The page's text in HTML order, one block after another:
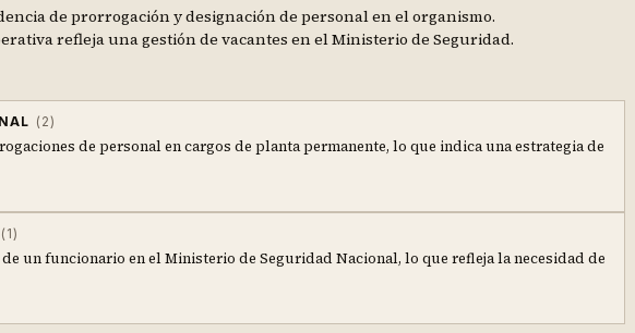
de prorrogación y designación de personal en el organismo.
refleja una gestión de vacantes en el Ministerio de Seguridad.
( 2)
de personal en cargos de planta permanente, lo que indica una estrategia de
( 1)
un funcionario en el Ministerio de Seguridad Nacional, lo que refleja la necesidad de